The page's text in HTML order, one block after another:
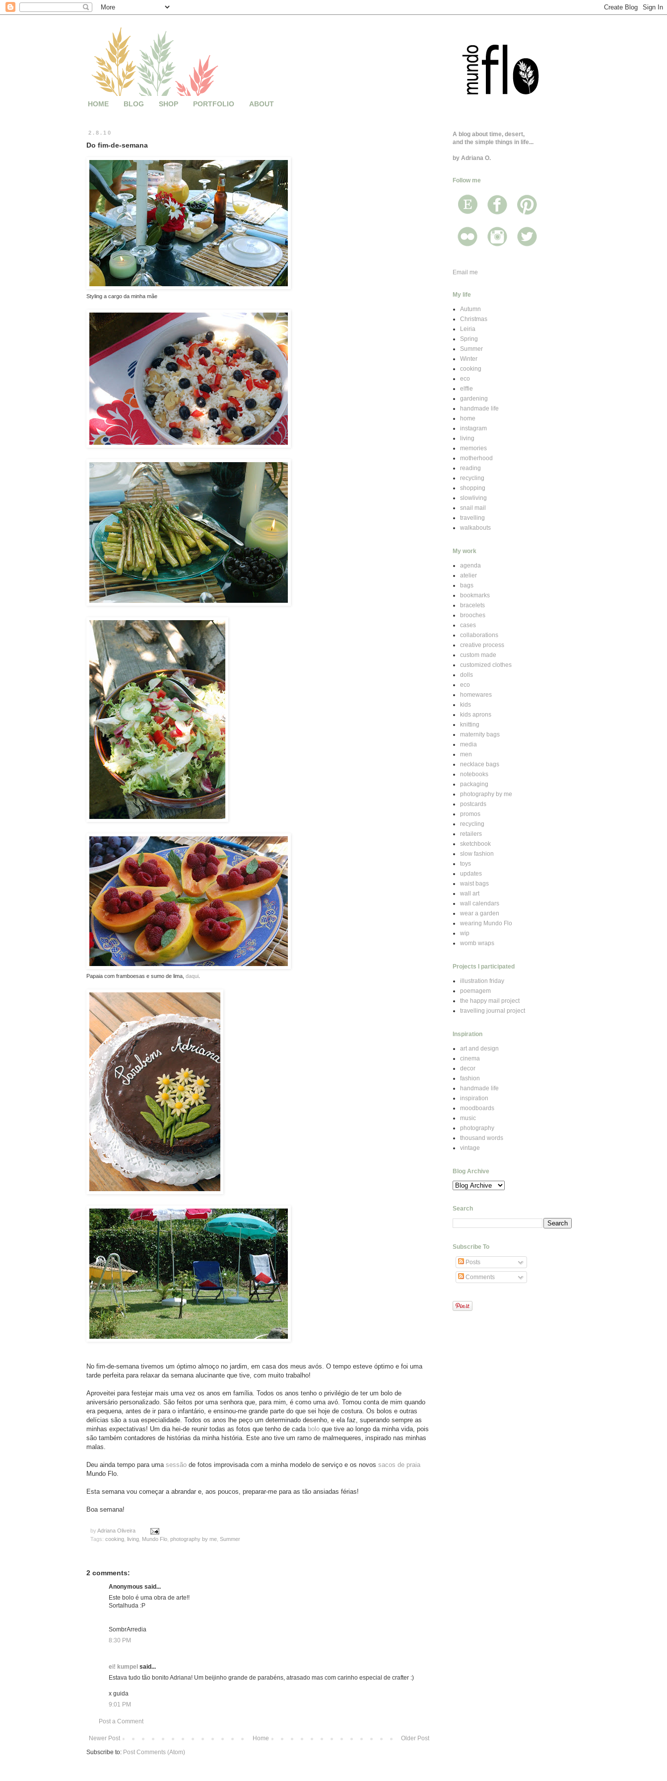
HOME BLOG SHOP PORTFOLIO ABOUT
2.8.10
Do fim-de-semana
Styling a cargo da minha mãe
Papaia com framboesas e sumo de lima, daqui.
No fim-de-semana tivemos um óptimo almoço no jardim, em casa dos meus avós. O tempo esteve óptimo e foi uma
tarde perfeita para relaxar da semana alucinante que tive, com muito trabalho!
Aproveitei para festejar mais uma vez os anos em família. Todos os anos tenho o privilégio de ter um bolo de
aniversário personalizado. São feitos por uma senhora que, para mim, é como uma avó. Tomou conta de mim quando
era pequena, antes de ir para o infantário, e ensinou-me grande parte do que sei hoje de costura. Os bolos e outras
delícias são a sua especialidade. Todos os anos lhe peço um determinado desenho, e ela faz, superando sempre as
minhas expectativas! Um dia hei-de reunir todas as fotos que tenho de cada bolo que tive ao longo da minha vida, pois
são também contadores de histórias da minha história. Este ano tive um ramo de malmequeres, inspirado nas minhas
malas.
Deu ainda tempo para uma sessão de fotos improvisada com a minha modelo de serviço e os novos sacos de praia
Mundo Flo.
Esta semana vou começar a abrandar e, aos poucos, preparar-me para as tão ansiadas férias!
Boa semana!
by Adriana Oliveira
Tags: cooking, living, Mundo Flo, photography by me, Summer
2 comments:
Anonymous said...
Este bolo é uma obra de arte!!
Sortalhuda :P
SombrArredia
8:30 PM
ei! kumpel said...
Estava tudo tão bonito Adriana! Um beijinho grande de parabéns, atrasado mas com carinho especial de crafter :)
x guida
9:01 PM
Post a Comment
Newer Post Older Post
Home
Subscribe to: Post Comments (Atom)
A blog about time, desert,
and the simple things in life...
by Adriana O.
Follow me
Email me
My life
Autumn
Christmas
Leiria
Spring
Summer
Winter
cooking
eco
elffie
gardening
handmade life
home
instagram
living
memories
motherhood
reading
recycling
shopping
slowliving
snail mail
travelling
walkabouts
My work
agenda
atelier
bags
bookmarks
bracelets
brooches
cases
collaborations
creative process
custom made
customized clothes
dolls
eco
homewares
kids
kids aprons
knitting
maternity bags
media
men
necklace bags
notebooks
packaging
photography by me
postcards
promos
recycling
retailers
sketchbook
slow fashion
toys
updates
waist bags
wall art
wall calendars
wear a garden
wearing Mundo Flo
wip
womb wraps
Projects I participated
illustration friday
poemagem
the happy mail project
travelling journal project
Inspiration
art and design
cinema
decor
fashion
handmade life
inspiration
moodboards
music
photography
thousand words
vintage
Blog Archive
Search
Subscribe To
Posts
Comments